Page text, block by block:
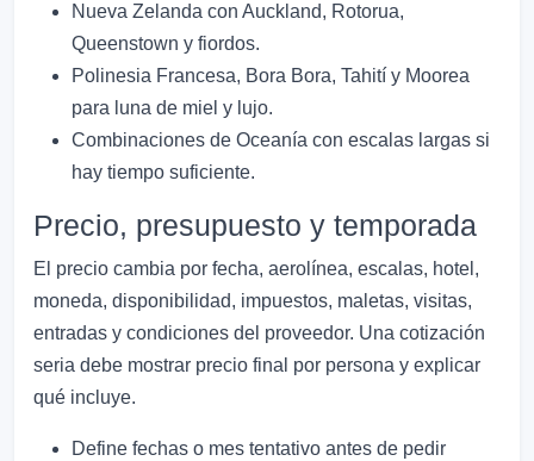
Nueva Zelanda con Auckland, Rotorua,
Queenstown y fiordos.
Polinesia Francesa, Bora Bora, Tahití y Moorea
para luna de miel y lujo.
Combinaciones de Oceanía con escalas largas si
hay tiempo suficiente.
Precio, presupuesto y temporada
El precio cambia por fecha, aerolínea, escalas, hotel,
moneda, disponibilidad, impuestos, maletas, visitas,
entradas y condiciones del proveedor. Una cotización
seria debe mostrar precio final por persona y explicar
qué incluye.
Define fechas o mes tentativo antes de pedir